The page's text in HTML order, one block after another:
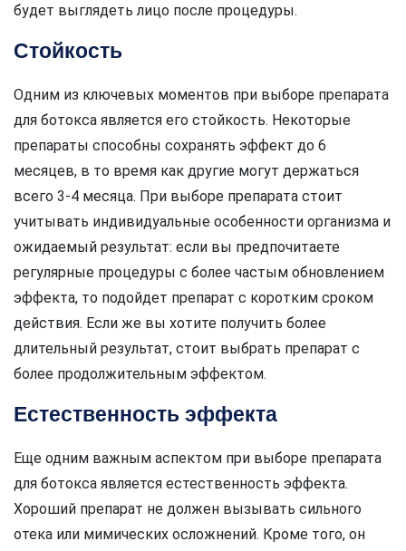
будет выглядеть лицо после процедуры.
Стойкость
Одним из ключевых моментов при выборе препарата
для ботокса является его стойкость. Некоторые
препараты способны сохранять эффект до 6
месяцев, в то время как другие могут держаться
всего 3-4 месяца. При выборе препарата стоит
учитывать индивидуальные особенности организма и
ожидаемый результат: если вы предпочитаете
регулярные процедуры с более частым обновлением
эффекта, то подойдет препарат с коротким сроком
действия. Если же вы хотите получить более
длительный результат, стоит выбрать препарат с
более продолжительным эффектом.
Естественность эффекта
Еще одним важным аспектом при выборе препарата
для ботокса является естественность эффекта.
Хороший препарат не должен вызывать сильного
отека или мимических осложнений. Кроме того, он